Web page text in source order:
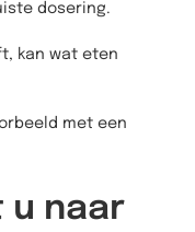
dosering.
kan wat eten
met een
u naar